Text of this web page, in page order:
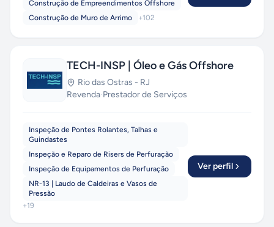
Construção de Empreendimentos Offshore
Construção de Muro de Arrimo
+102
TECH-INSP | Óleo e Gás Offshore
Rio das Ostras - RJ
Revenda·Prestador de Serviços
Inspeção de Pontes Rolantes, Talhas e
Guindastes
Inspeção e Reparo de Risers de Perfuração
Inspeção de Equipamentos de Perfuração
NR-13 | Laudo de Caldeiras e Vasos de
Pressão
+19
Ver perfil